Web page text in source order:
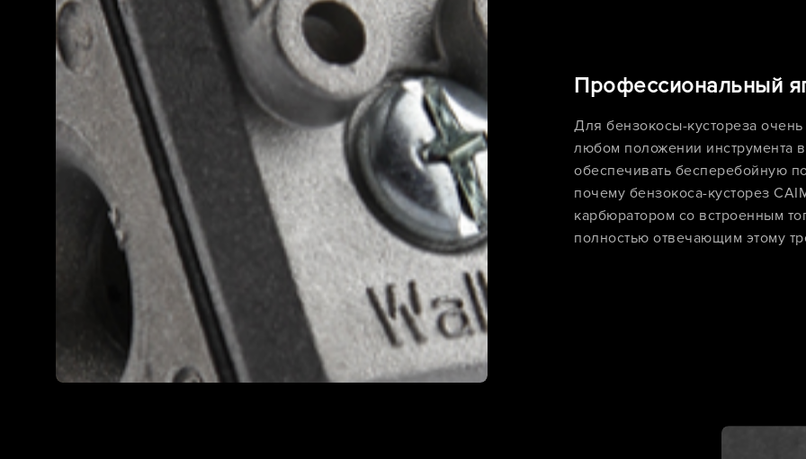
Профессиональный
Для бензокосы-кустореза
любом положении инструмента
обеспечивать бесперебойную
почему бензокоса-кусторез
карбюратором со встроенным
полностью отвечающим этому